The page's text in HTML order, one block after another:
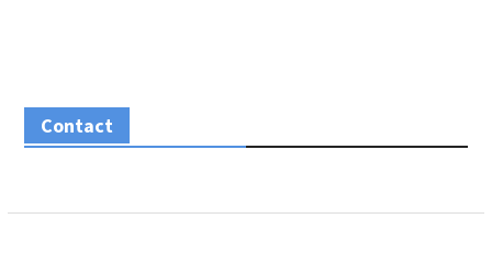
Contact